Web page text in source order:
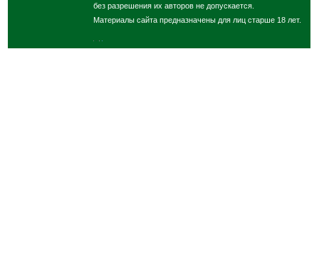
без разрешения их авторов не допускается.
Материалы сайта предназначены для лиц старше 18 лет.